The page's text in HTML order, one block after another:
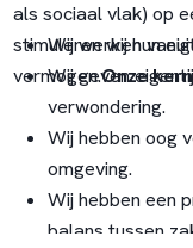
als sociaal vlak) op
stimuleren wij hun
vermogen.Onze
Wij werken
Wij geven
verwondering.
Wij hebben oog
omgeving.
Wij hebben een
balans tussen